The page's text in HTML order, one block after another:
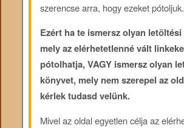
szerencse arra, hogy ezeket pótoljuk.
Ezért ha te ismersz olyan
mely az elérhetetlenné vált
pótolhatja, VAGY ismersz olyan
könyvet, mely nem szerepel az
kérlek tudasd velünk.
Mivel az oldal egyetlen célja az